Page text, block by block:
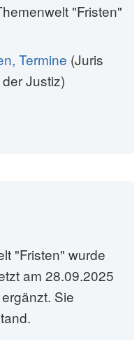
"Fristen"
Termine (Juris
Justiz)
"Fristen" wurde
am 28.09.2025
Sie